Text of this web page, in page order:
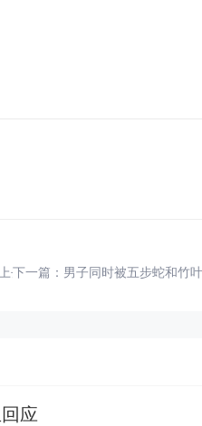
去
下一篇： 男子同时被五步蛇和竹
应